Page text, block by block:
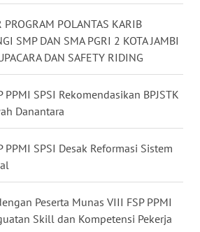
PROGRAM POLANTAS KARIB
SMP DAN SMA PGRI 2 KOTA JAMBI
DAN SAFETY RIDING
SPSI Rekomendasikan BPJSTK
Danantara
PPMI SPSI Desak Reformasi Sistem
Peserta Munas VIII FSP PPMI
Skill dan Kompetensi Pekerja